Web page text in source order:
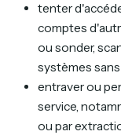
tenter
comptes
ou sonder,
systèmes
entraver ou
service,
ou par